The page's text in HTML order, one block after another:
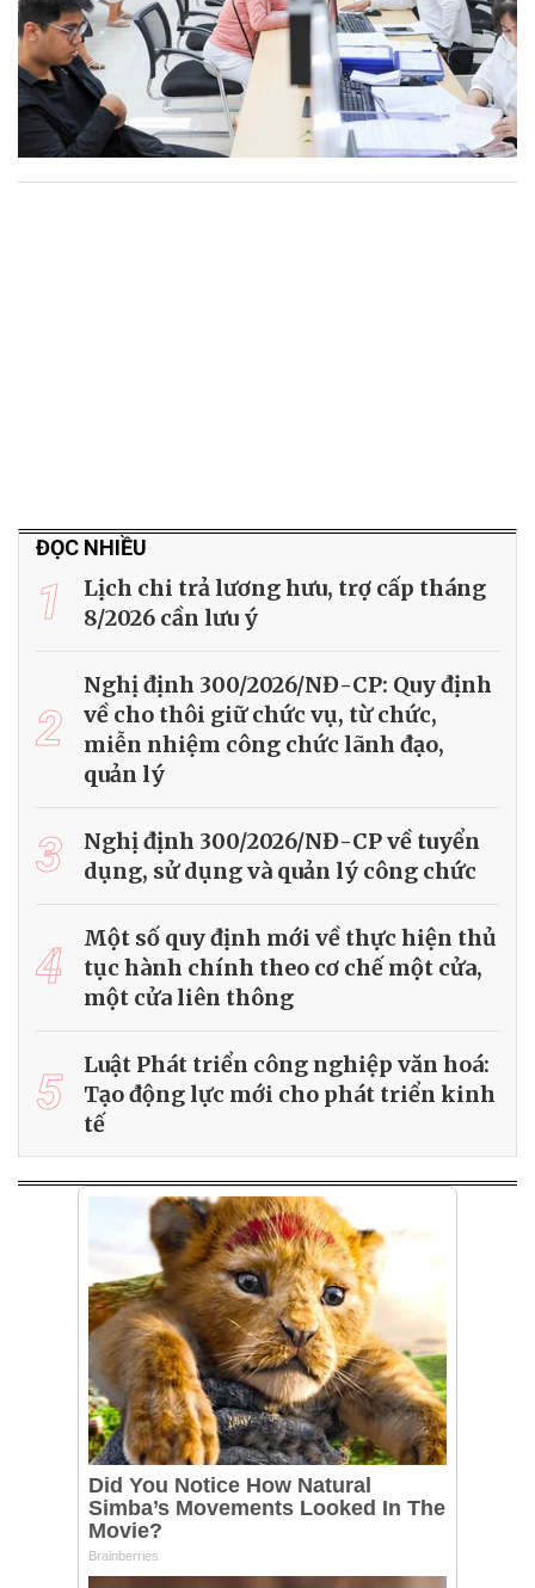
ĐỌC NHIỀU
1
Lịch chi trả lương hưu, trợ cấp tháng
8/2026 cần lưu ý
2
Nghị định 300/2026/NĐ-CP: Quy định
về cho thôi giữ chức vụ, từ chức,
miễn nhiệm công chức lãnh đạo,
quản lý
3
Nghị định 300/2026/NĐ-CP về tuyển
dụng, sử dụng và quản lý công chức
4
Một số quy định mới về thực hiện thủ
tục hành chính theo cơ chế một cửa,
một cửa liên thông
5
Luật Phát triển công nghiệp văn hoá:
Tạo động lực mới cho phát triển kinh
tế